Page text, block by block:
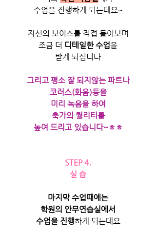
수업을 진행하게 되는데요~
자신의 보이스를 직접 들어보며
조금 더 디테일한 수업을
받게 되십니다
그리고 평소 잘 되지않는 파트나
코러스(화음)등을
미리 녹음을 하여
축가의 퀄리티를
높여 드리고 있습니다~ㅎㅎ
STEP 4.
실 습
마지막 수업때에는
학원의 안무연습실에서
수업을 진행하게 되는데요